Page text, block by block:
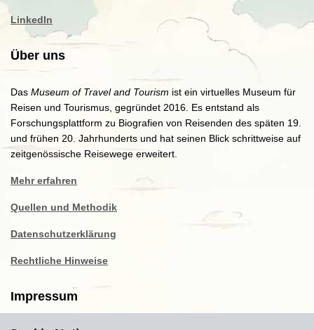
LinkedIn
Über uns
Das Museum of Travel and Tourism ist ein virtuelles Museum für
Reisen und Tourismus, gegründet 2016. Es entstand als
Forschungsplattform zu Biografien von Reisenden des späten 19.
und frühen 20. Jahrhunderts und hat seinen Blick schrittweise auf
zeitgenössische Reisewege erweitert.
Mehr erfahren
Quellen und Methodik
Datenschutzerklärung
Rechtliche Hinweise
Impressum